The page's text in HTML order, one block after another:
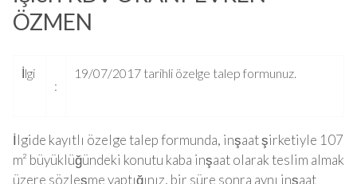
ÖZMEN
İlgi
:
19/07/2017 tarihli özelge talep formunuz.
İlgide kayıtlı özelge talep formunda, inşaat şirketiyle 107
m² büyüklüğündeki konutu kaba inşaat olarak teslim almak
üzere sözleşme yaptığınız, bir süre sonra aynı inşaat